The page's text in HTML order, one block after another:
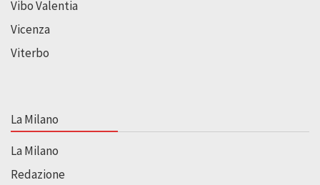
Vibo Valentia
Vicenza
Viterbo
La Milano
La Milano
Redazione